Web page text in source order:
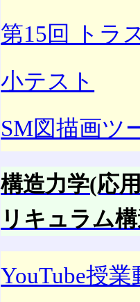
第15回 トラ
小テスト
SM図描画ツ
構造力学(応
リキュラム
YouTube授